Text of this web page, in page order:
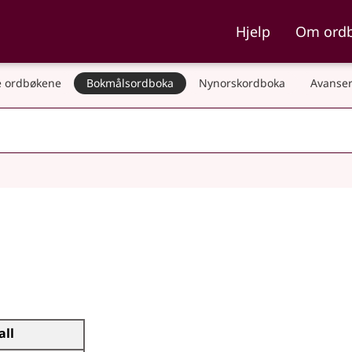
og NynorskordbokaHjelp Om
ordbøkene Bokmålsordboka Nynorskordboka